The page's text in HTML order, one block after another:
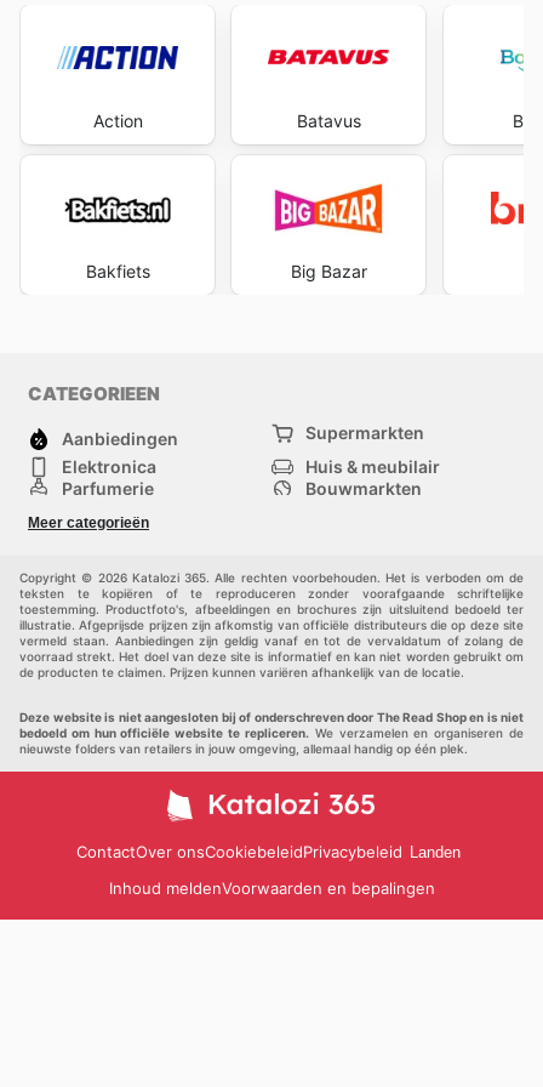
Action
Bakfiets
Batavus
Big Bazar
CATEGORIEEN
Aanbiedingen
Supermarkten
Elektronica
Huis & meubilair
Parfumerie
Bouwmarkten
Kinderen
Meer categorieën
Copyright © 2026 Katalozi 365. Alle rechten voorbehouden. Het is verboden om de
teksten te kopiëren of te reproduceren zonder voorafgaande schriftelijke
toestemming. Productfoto's, afbeeldingen en brochures zijn uitsluitend bedoeld ter
illustratie. Afgeprijsde prijzen zijn afkomstig van officiële distributeurs die op deze site
vermeld staan. Aanbiedingen zijn geldig vanaf en tot de vervaldatum of zolang de
voorraad strekt. Het doel van deze site is informatief en kan niet worden gebruikt om
de producten te claimen. Prijzen kunnen variëren afhankelijk van de locatie.
Deze website is niet aangesloten bij of onderschreven door The Read Shop en is niet
bedoeld om hun officiële website te repliceren. We verzamelen en organiseren de
nieuwste folders van retailers in jouw omgeving, allemaal handig op één plek.
ContactOver onsCookiebeleidPrivacybeleid Landen
Inhoud meldenVoorwaarden en bepalingen